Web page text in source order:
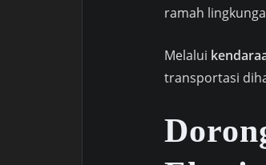
ramah
Melalui
transportasi